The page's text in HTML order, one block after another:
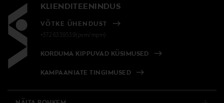
KLIENDITEENINDUS
VÕTKE ÜHENDUST
+372 6339539(pvm/mpm)
KORDUMA KIPPUVAD KÜSIMUSED
KAMPAANIATE TINGIMUSED